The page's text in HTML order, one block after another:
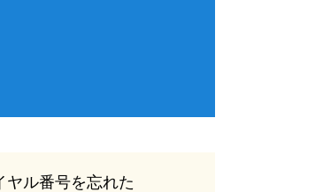
ヤル番号を忘れた